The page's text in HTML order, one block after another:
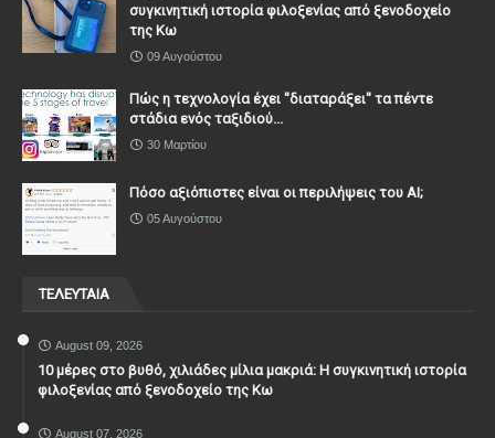
συγκινητική ιστορία φιλοξενίας από ξενοδοχείο
της Κω
09 Αυγούστου
Πώς η τεχνολογία έχει ''διαταράξει'' τα πέντε
στάδια ενός ταξιδιού...
30 Μαρτίου
Πόσο αξιόπιστες είναι οι περιλήψεις του ΑΙ;
05 Αυγούστου
ΤΕΛΕΥΤΑΙΑ
August 09, 2026
10 μέρες στο βυθό, χιλιάδες μίλια μακριά: Η συγκινητική ιστορία
φιλοξενίας από ξενοδοχείο της Κω
August 07, 2026